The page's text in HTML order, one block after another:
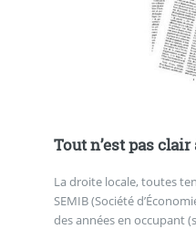
Tout n’est pas clair
La droite locale, toutes
SEMIB (Société
des années en occupant